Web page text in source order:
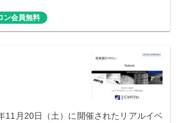
ン会員無料
11月20日（土）に開催されたリアルイベ